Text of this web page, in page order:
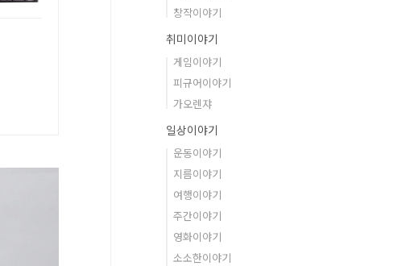
창작이야기
취미이야기
게임이야기
피규어이야기
가오렌쟈
일상이야기
운동이야기
지름이야기
여행이야기
주간이야기
영화이야기
소소한이야기